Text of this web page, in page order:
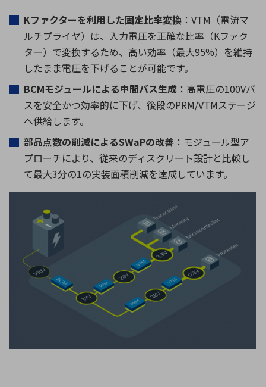
Kファクターを利用した固定比率変換 ： VTM （電流マ
ルチプライヤ）は、入力電圧を正確な比率（Kファク
ター）で変換するため、高い効率（最大95%）を維持
したまま電圧を下げることが可能です。
BCMモジュールによる中間バス生成 ：高電圧の100Vバ
スを安全かつ効率的に下げ、後段のPRM/VTMステージ
へ供給します。
部品点数の削減によるSWaPの改善 ：モジュール型ア
プローチにより、従来のディスクリート設計と比較し
て最大3分の1の実装面積削減を達成しています。